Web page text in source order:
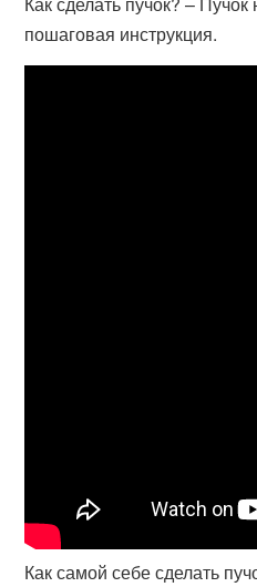
пошаговая инструкция.
Как самой себе сделать